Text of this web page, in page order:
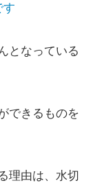
す
となっている
できるものを
理由は、水切